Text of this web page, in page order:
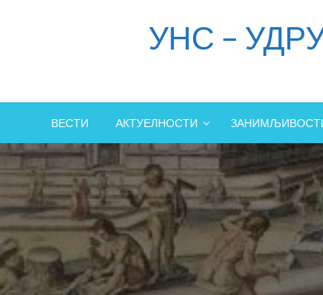
УНС –
ВЕСТИ АКТУЕЛНОСТИ